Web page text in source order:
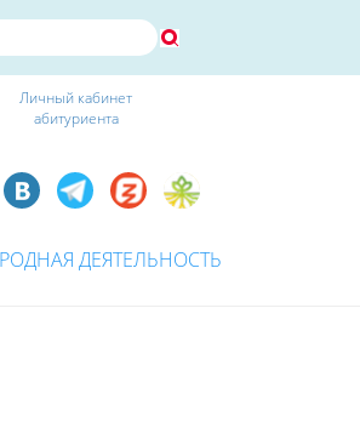
Личный кабинет
абитуриента
ДЕЯТЕЛЬНОСТЬ